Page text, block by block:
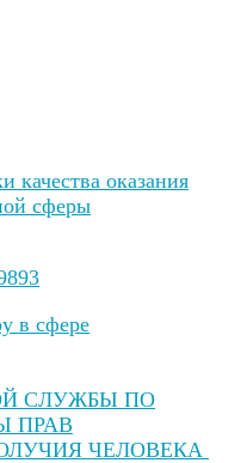
качества оказания
сферы
в сфере
СЛУЖБЫ ПО
ПРАВ
ЧЕЛОВЕКА